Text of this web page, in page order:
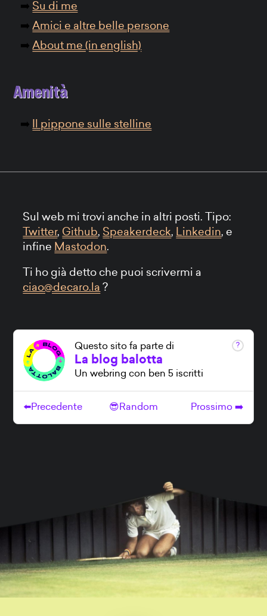
Su di me
Amici e altre belle persone
About me (in english)
Amenità
Il pippone sulle stelline
Sul web mi trovi anche in altri posti. Tipo:
Twitter, Github, Speakerdeck, Linkedin, e
infine Mastodon.
Ti ho già detto che puoi scrivermi a
ciao@decaro.la ?